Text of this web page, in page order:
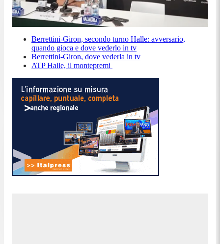
Berrettini-Giron, secondo turno Halle: avversario,
quando gioca e dove vederlo in tv
Berrettini-Giron, dove vederla in tv
ATP Halle, il montepremi